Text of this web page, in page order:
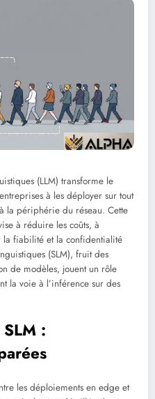
(LLM) transforme le
à les déployer sur tout
la périphérie du réseau. Cette
à réduire les coûts, à
fiabilité et la confidentialité
(SLM), fruit des
de modèles, jouent un rôle
la voie à l’inférence sur des
:
les déploiements en edge et